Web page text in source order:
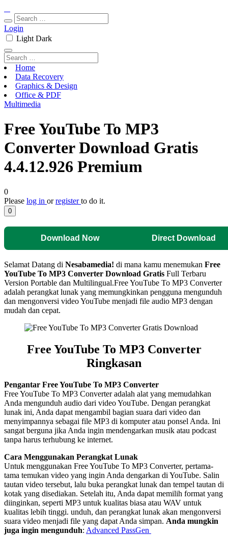
Login
Light Dark
Home
Data Recovery
Graphics & Design
Office & PDF
Multimedia
Free YouTube To MP3
Converter Download Gratis
4.4.12.926 Premium
0
Please log in orregisterto do it.
0
Download Now Direct Download
Selamat Datang di Nesabamedia! di mana kamu menemukan Free
YouTube To MP3 Converter Download Gratis Full Terbaru
Version Portable dan Multilingual.Free YouTube To MP3 Converter
adalah perangkat lunak yang memungkinkan pengguna mengunduh
dan mengonversi video YouTube menjadi file audio MP3 dengan
mudah dan cepat.
Free YouTube To MP3 Converter
Ringkasan
Pengantar Free YouTube To MP3 Converter
Free YouTube To MP3 Converter adalah alat yang memudahkan
Anda mengunduh audio dari video YouTube. Dengan perangkat
lunak ini, Anda dapat mengambil bagian suara dari video dan
menyimpannya sebagai file MP3 di komputer atau ponsel Anda. Ini
sangat berguna jika Anda ingin mendengarkan musik atau podcast
tanpa harus terhubung ke internet.
Cara Menggunakan Perangkat Lunak
Untuk menggunakan Free YouTube To MP3 Converter, pertama-
tama temukan video yang ingin Anda dengarkan di YouTube. Salin
tautan video tersebut, lalu buka perangkat lunak dan tempel tautan di
kotak yang disediakan. Setelah itu, Anda dapat memilih format yang
diinginkan, seperti MP3 untuk kualitas biasa atau WAV untuk
kualitas lebih tinggi. unduh, dan perangkat lunak akan mengonversi
suara video menjadi file yang dapat Anda simpan. Anda mungkin
juga ingin mengunduh: Advanced PassGen